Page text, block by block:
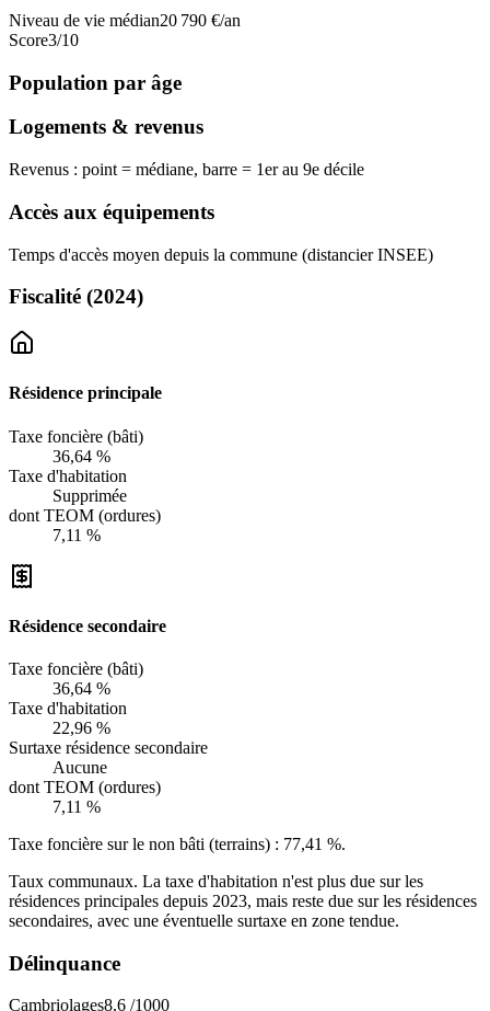
Niveau de vie médian20 790 €/an
Score3/10
Population par âge
Logements & revenus
Revenus : point = médiane, barre = 1er au 9e décile
Accès aux équipements
Temps d'accès moyen depuis la commune (distancier INSEE)
Fiscalité (2024)
Résidence principale
Taxe foncière (bâti)
36,64 %
Taxe d'habitation
Supprimée
dont TEOM (ordures)
7,11 %
Résidence secondaire
Taxe foncière (bâti)
36,64 %
Taxe d'habitation
22,96 %
Surtaxe résidence secondaire
Aucune
dont TEOM (ordures)
7,11 %
Taxe foncière sur le non bâti (terrains) : 77,41 %.
Taux communaux. La taxe d'habitation n'est plus due sur les
résidences principales depuis 2023, mais reste due sur les résidences
secondaires, avec une éventuelle surtaxe en zone tendue.
Délinquance
Cambriolages8,6 /1000